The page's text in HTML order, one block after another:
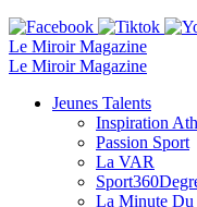
Le Miroir Magazine
Le Miroir Magazine
Jeunes Talents
Inspiration
Passion Sport
La VAR
La Minute Du